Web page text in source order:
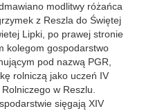
modlitwy różańca
z Reszla do Świętej
Lipki, po prawej stronie
kolegom gospodarstwo
pod nazwą PGR,
rolniczą jako uczeń IV
w Reszlu.
sięgają XIV